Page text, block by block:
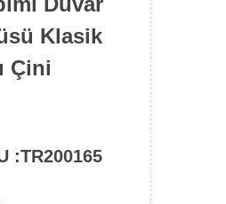
Kombin